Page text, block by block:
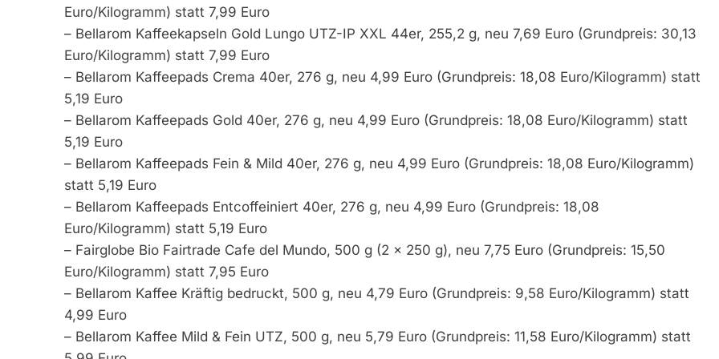
Euro/Kilogramm) statt 7,99 Euro
– Bellarom Kaffeekapseln Gold Lungo UTZ-IP XXL 44er, 255,2 g, neu 7,69 Euro (Grundpreis: 30,13
Euro/Kilogramm) statt 7,99 Euro
– Bellarom Kaffeepads Crema 40er, 276 g, neu 4,99 Euro (Grundpreis: 18,08 Euro/Kilogramm) statt
5,19 Euro
– Bellarom Kaffeepads Gold 40er, 276 g, neu 4,99 Euro (Grundpreis: 18,08 Euro/Kilogramm) statt
5,19 Euro
– Bellarom Kaffeepads Fein & Mild 40er, 276 g, neu 4,99 Euro (Grundpreis: 18,08 Euro/Kilogramm)
statt 5,19 Euro
– Bellarom Kaffeepads Entcoffeiniert 40er, 276 g, neu 4,99 Euro (Grundpreis: 18,08
Euro/Kilogramm) statt 5,19 Euro
– Fairglobe Bio Fairtrade Cafe del Mundo, 500 g (2 x 250 g), neu 7,75 Euro (Grundpreis: 15,50
Euro/Kilogramm) statt 7,95 Euro
– Bellarom Kaffee Kräftig bedruckt, 500 g, neu 4,79 Euro (Grundpreis: 9,58 Euro/Kilogramm) statt
4,99 Euro
– Bellarom Kaffee Mild & Fein UTZ, 500 g, neu 5,79 Euro (Grundpreis: 11,58 Euro/Kilogramm) statt